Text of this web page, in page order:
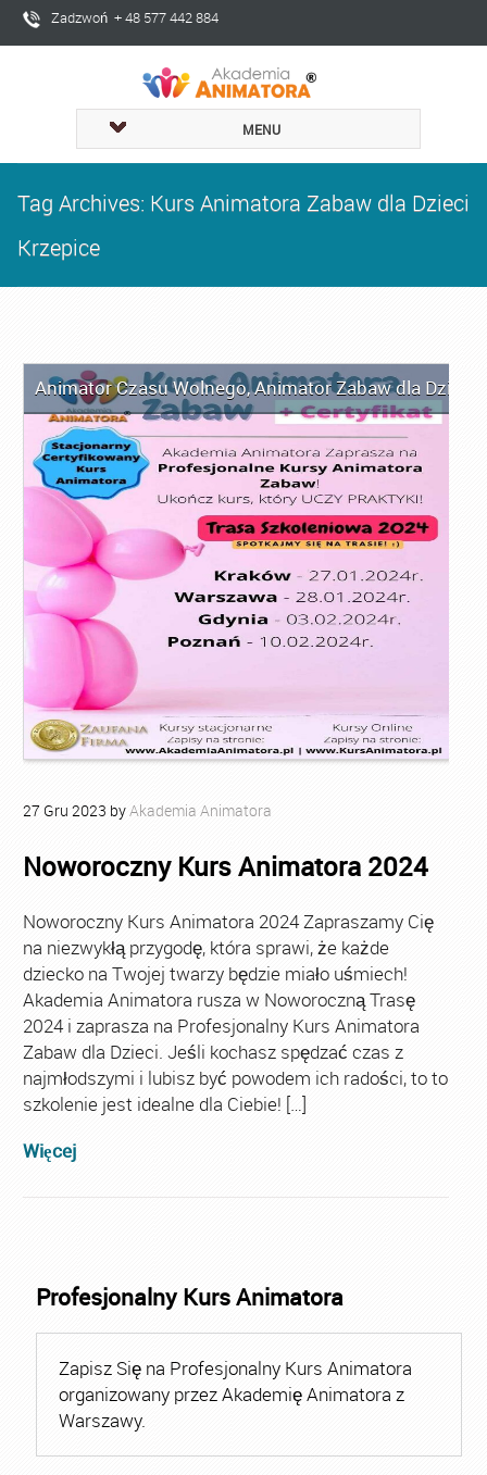
Zadzwoń + 48 577 442 884
MENU
Tag Archives: Kurs Animatora Zabaw dla Dzieci
Krzepice
Animator Czasu Wolnego,Animator Zabaw dla Dzieci
27 Gru 2023 byAkademia Animatora
Noworoczny Kurs Animatora 2024
Noworoczny Kurs Animatora 2024 Zapraszamy Cię
na niezwykłą przygodę, która sprawi, że każde
dziecko na Twojej twarzy będzie miało uśmiech!
Akademia Animatora rusza w Noworoczną Trasę
2024 i zaprasza na Profesjonalny Kurs Animatora
Zabaw dla Dzieci. Jeśli kochasz spędzać czas z
najmłodszymi i lubisz być powodem ich radości, to to
szkolenie jest idealne dla Ciebie! […]
Więcej
Profesjonalny Kurs Animatora
Zapisz Się na Profesjonalny Kurs Animatora
organizowany przez Akademię Animatora z
Warszawy.